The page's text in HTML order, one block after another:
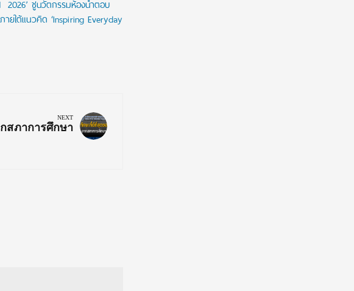
2026’ ชูนวัตกรรมห้องน้ำตอบ
ยใต้แนวคิด ‘Inspiring Everyday
NEXT
สภาการศึกษา